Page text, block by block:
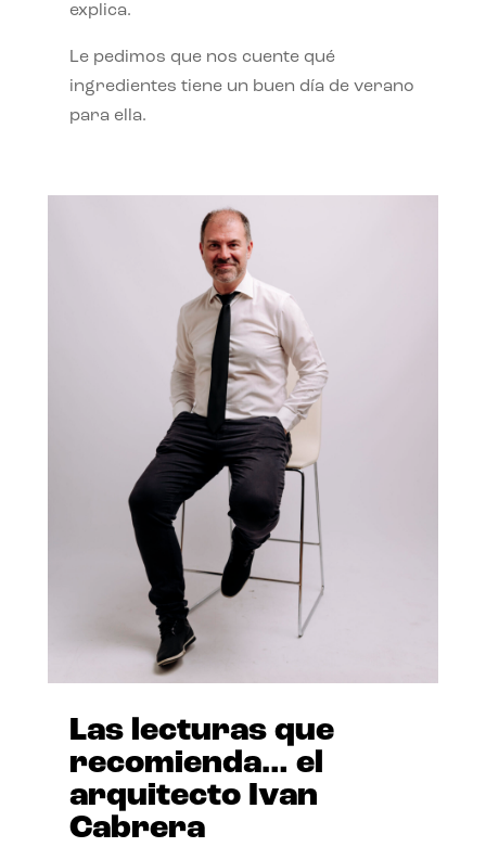
explica.
Le pedimos que nos cuente qué
ingredientes tiene un buen día de verano
para ella.
Las lecturas que
recomienda… el
arquitecto Ivan
Cabrera